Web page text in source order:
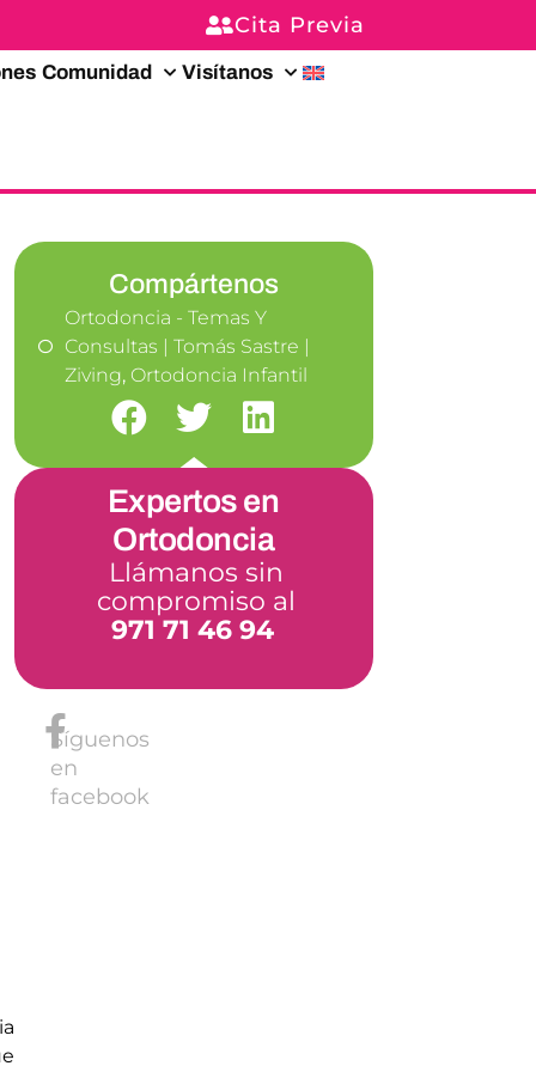
Cita Previa
Comunidad Visítanos
Compártenos
Ortodoncia - Temas Y
Consultas | Tomás Sastre |
Ziving, Ortodoncia Infantil
Expertos en
Ortodoncia
Llámanos sin
compromiso al
971 71 46 94
Síguenos
en
facebook